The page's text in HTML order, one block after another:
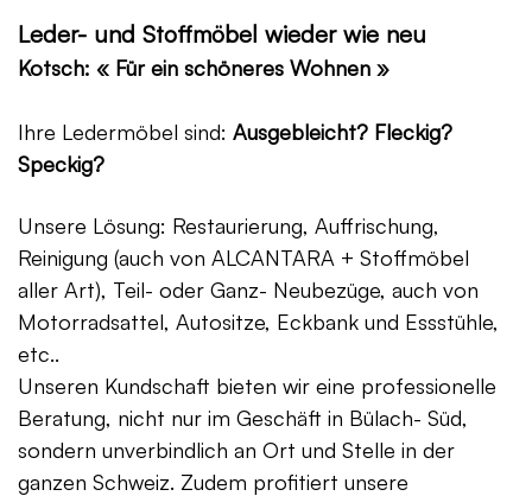
Leder- und Stoffmöbel wieder wie neu
Kotsch: « Für ein schöneres Wohnen »
Ihre Ledermöbel sind: Ausgebleicht? Fleckig?
Speckig?
Unsere Lösung: Restaurierung, Auffrischung,
Reinigung (auch von ALCANTARA + Stoffmöbel
aller Art), Teil- oder Ganz- Neubezüge, auch von
Motorradsattel, Autositze, Eckbank und Essstühle,
etc..
Unseren Kundschaft bieten wir eine professionelle
Beratung, nicht nur im Geschäft in Bülach- Süd,
sondern unverbindlich an Ort und Stelle in der
ganzen Schweiz. Zudem profitiert unsere